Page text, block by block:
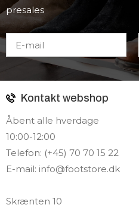
presales
Kontakt webshop
Åbent alle hverdage
10:00-12:00
Telefon: (+45) 70 70 15 22
E-mail: info@footstore.dk
Skrænten 10